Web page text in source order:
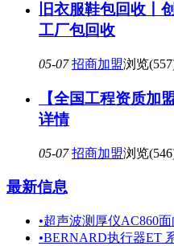
旧衣服鞋包回收丨
工厂包回收
05-07 招商加盟浏览
【全国工程资质加
详情
05-07 招商加盟浏览
最新信息
•超声波测厚仪AC860
•BERNARD执行器ET